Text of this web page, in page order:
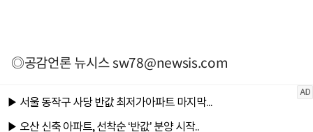
◎공감언론 뉴시스sw78@newsis.com